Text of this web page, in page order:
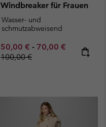
Windbreaker für Frauen
Wasser- und
schmutzabweisend
Minimum sale price:
50,00 € - Maximum sale
70,00 € Regular
100,00 €